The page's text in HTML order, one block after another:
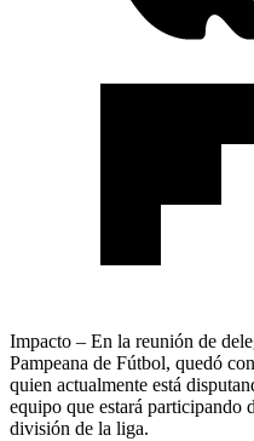
Impacto – En la reunión de
Pampeana de Fútbol, quedó
quien actualmente está
equipo que estará participando
división de la liga.